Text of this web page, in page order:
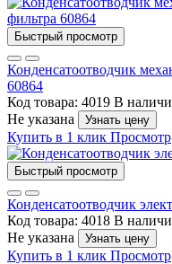
Быстрый просмотр
Конденсатоотводчик
60864
Код товара: 4019 В
Не указана
Узнать цену
Купить в 1 клик Просмотр
Быстрый просмотр
Конденсатоотводчик
Код товара: 4018 В
Не указана
Узнать цену
Купить в 1 клик Просмотр